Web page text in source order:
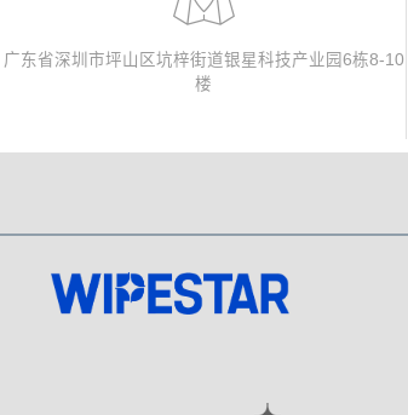
广东省深圳市坪山区坑梓街道银星科技产业园6栋8-10
楼